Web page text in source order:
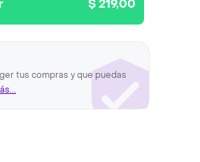
$ 219,00
tus compras y que puedas